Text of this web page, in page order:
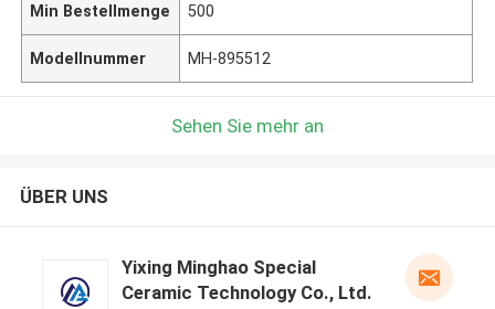
Min Bestellmenge 500
Modellnummer MH-895512
Sehen Sie mehr an
ÜBER UNS
Yixing Minghao Special
Ceramic Technology Co., Ltd.